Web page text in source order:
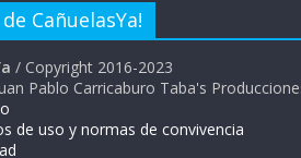
CañuelasYa!
/ Copyright 2016-2023
Pablo Carricaburo Taba's
de uso y normas de convivencia